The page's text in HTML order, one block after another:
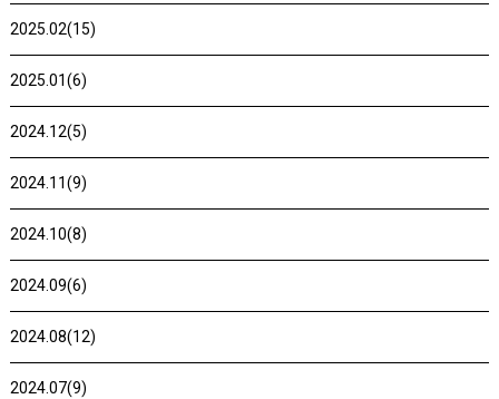
2025.02(15)
2025.01(6)
2024.12(5)
2024.11(9)
2024.10(8)
2024.09(6)
2024.08(12)
2024.07(9)